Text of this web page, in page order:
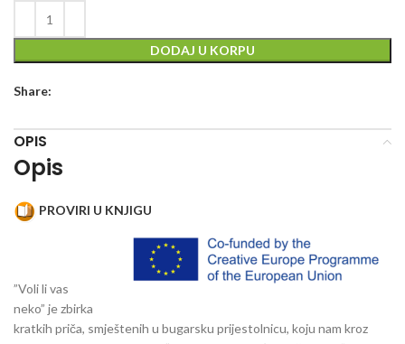
DODAJ U KORPU
Share:
OPIS
Opis
PROVIRI U KNJIGU
”Voli li vas
neko” je zbirka
kratkih priča, smještenih u bugarsku prijestolnicu, koju nam kroz